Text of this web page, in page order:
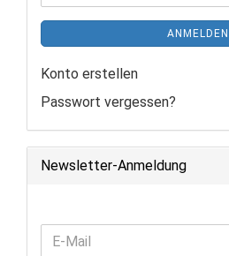
ANMELDEN
Konto erstellen
Passwort vergessen?
Newsletter-Anmeldung
WEITER
ZUR
E-